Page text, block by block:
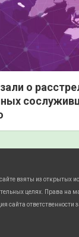
о
взяты из открытых
целях. Права на
сайта ответственности